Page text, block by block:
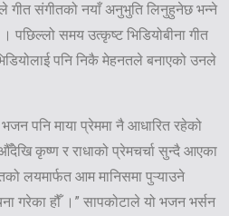
गीत संगीतको नयाँ अनुभुति लिनुहुनेछ भन्ने
पछिल्लो समय उत्कृष्ट भिडियोबीना गीत
पनि निकै मेहनतले बनाएको उनले
पनि माया प्रेममा नै आधारित रहेको
कृष्ण र राधाको प्रेमचर्चा सुन्दै आएका
लयमार्फत आम मानिसमा पुऱ्याउने
गरेका हौँ ।” सापकोटाले यो भजन भर्सन